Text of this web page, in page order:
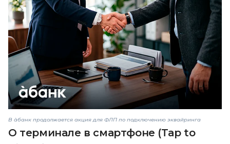
В àбанк продолжается акция для ФЛП по подключению эквайринга
О терминале в смартфоне (Tap to